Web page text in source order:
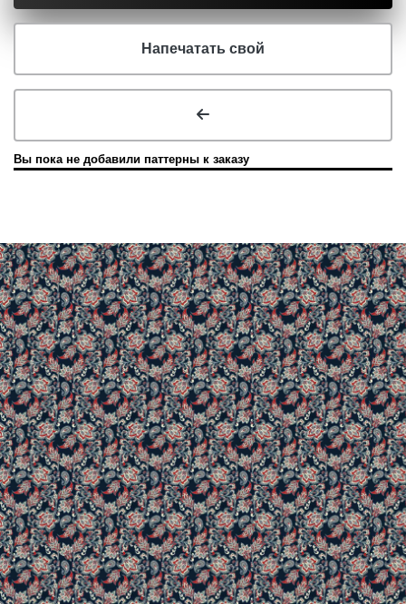
Напечатать свой
Вы пока не добавили паттерны к заказу